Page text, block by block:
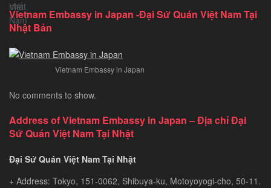
An
Toàn
đẹp
Vietnam Embassy in Japan -Đại Sứ Quán Việt Nam Tại
Nhật Bản
Vietnam Embassy in Japan
No comments to show.
Address of Vietnam Embassy in Japan – Địa chỉ Đại
Sứ Quán Việt Nam Tại Nhật
Đại Sứ Quán Việt Nam Tại Nhật
+ Address: Tokyo, 151-0062, Shibuya-ku, Motoyoyogi-cho, 50-11.